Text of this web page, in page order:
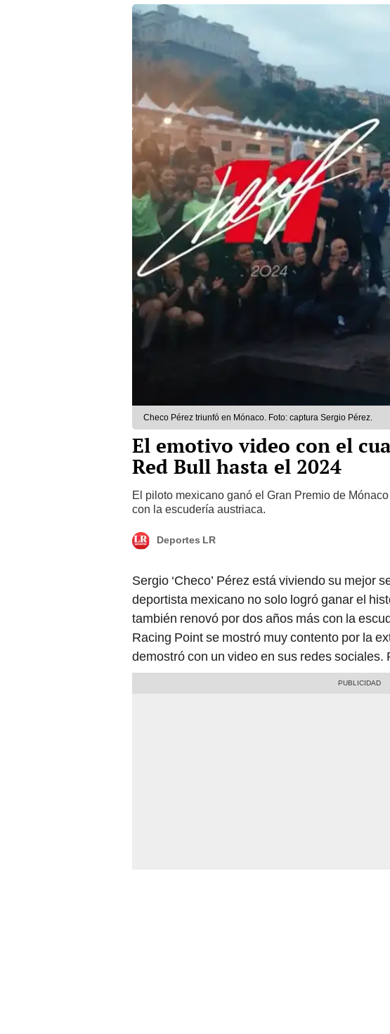
Checo Pérez triunfó en Mónaco. Foto: captura Sergio Pérez.
El emotivo video con el
Red Bull hasta el 2024
El piloto mexicano ganó el Gran Premio de
con la escudería austriaca.
Deportes LR
Sergio ‘Checo’ Pérez está viviendo su mejor
deportista mexicano no solo logró ganar el
también renovó por dos años más con la
Racing Point se mostró muy contento por la
demostró con un video en sus redes sociales.